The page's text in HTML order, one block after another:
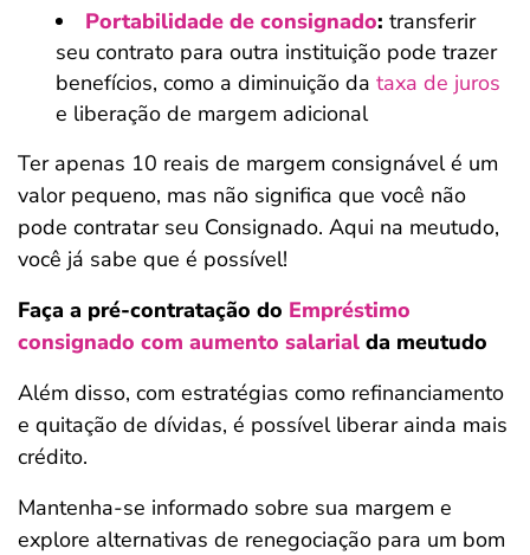
Portabilidade de consignado: transferir
seu contrato para outra instituição pode trazer
benefícios, como a diminuição da taxa de juros
e liberação de margem adicional
Ter apenas 10 reais de margem consignável é um
valor pequeno, mas não significa que você não
pode contratar seu Consignado. Aqui na meutudo,
você já sabe que é possível!
Faça a pré-contratação do Empréstimo
consignado com aumento salarial da meutudo
Além disso, com estratégias como refinanciamento
e quitação de dívidas, é possível liberar ainda mais
crédito.
Mantenha-se informado sobre sua margem e
explore alternativas de renegociação para um bom